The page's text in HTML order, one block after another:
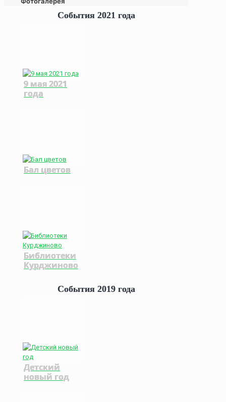
События 2021 года
9 мая 2021
года
Бал цветов
Библиотеки
Курджиново
События 2019 года
Детский
новый год